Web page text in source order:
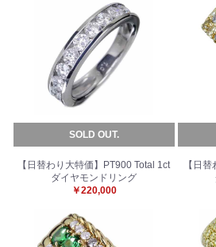
SOLD OUT.
【日替わり大特価】PT900 Total 1ct
ダイヤモンドリング
￥220,000
【日
お買い物を続ける